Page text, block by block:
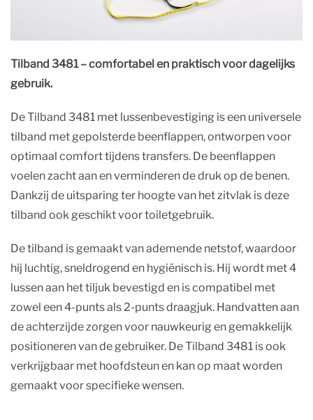
Tilband 3481 – comfortabel en praktisch voor dagelijks
gebruik.
De Tilband 3481 met lussenbevestiging is een universele
tilband met gepolsterde beenflappen, ontworpen voor
optimaal comfort tijdens transfers. De beenflappen
voelen zacht aan en verminderen de druk op de benen.
Dankzij de uitsparing ter hoogte van het zitvlak is deze
tilband ook geschikt voor toiletgebruik.
De tilband is gemaakt van ademende netstof, waardoor
hij luchtig, sneldrogend en hygiënisch is. Hij wordt met 4
lussen aan het tiljuk bevestigd en is compatibel met
zowel een 4-punts als 2-punts draagjuk. Handvatten aan
de achterzijde zorgen voor nauwkeurig en gemakkelijk
positioneren van de gebruiker. De Tilband 3481 is ook
verkrijgbaar met hoofdsteun en kan op maat worden
gemaakt voor specifieke wensen.